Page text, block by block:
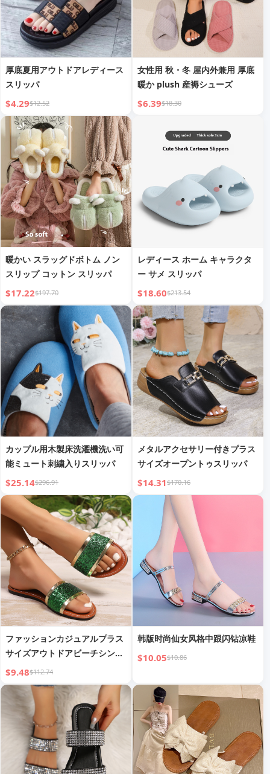
厚底夏用アウトドアレディース
スリッパ
$4.29$12.52
女性用 秋・冬 屋内外兼用 厚底
暖か plush 産褥シューズ
$6.39$18.30
暖かい スラッグドボトム ノン
スリップ コットン スリッパ
$17.22$197.70
レディース ホーム キャラクタ
ー サメ スリッパ
$18.60$213.54
カップル用木製床洗濯機洗い可
能ミュート刺繍入りスリッパ
$25.14$296.91
メタルアクセサリー付きプラス
サイズオープントゥスリッパ
$14.31$170.16
ファッションカジュアルプラス
サイズアウトドアビーチシンプ
ルフラットスリッパ
$9.48$112.74
韩版时尚仙女风格中跟闪钻凉鞋
$10.05$10.86